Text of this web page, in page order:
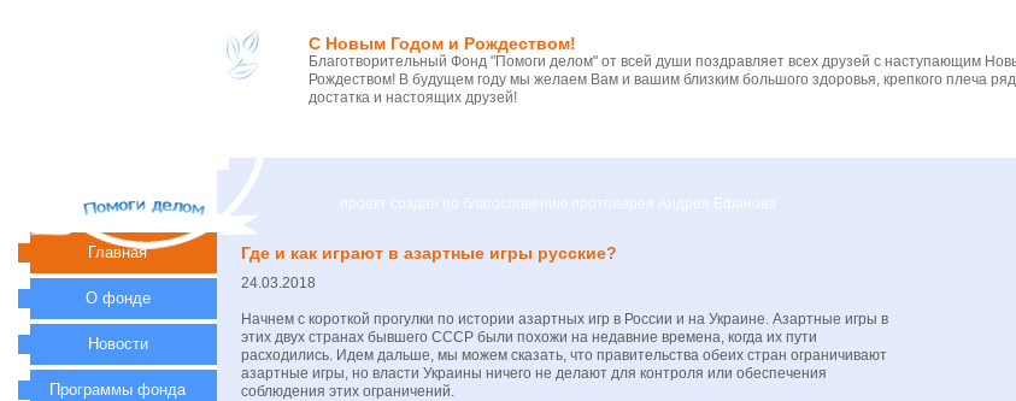
С Новым Годом и Рождеством!
Благотворительный Фонд "Помоги делом" от всей души поздравляет всех друзей с наступающим
Рождеством! В будущем году мы желаем Вам и вашим близким большого здоровья, крепкого плеча
достатка и настоящих друзей!
проект создан по благословению протоиерея Андрея Ефанова
Где и как играют в азартные игры русские?
24.03.2018
Начнем с короткой прогулки по истории азартных игр в России и на Украине. Азартные игры в
этих двух странах бывшего СССР были похожи на недавние времена, когда их пути
расходились. Идем дальше, мы можем сказать, что правительства обеих стран ограничивают
азартные игры, но власти Украины ничего не делают для контроля или обеспечения
соблюдения этих ограничений.
Главная
О фонде
Новости
Программы фонда